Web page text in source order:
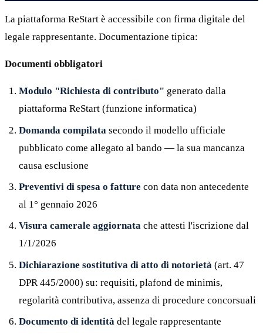
La piattaforma ReStart è accessibile con firma digitale del
legale rappresentante. Documentazione tipica:
Documenti obbligatori
Modulo "Richiesta di contributo" generato dalla
piattaforma ReStart (funzione informatica)
Domanda compilata secondo il modello ufficiale
pubblicato come allegato al bando — la sua mancanza
causa esclusione
Preventivi di spesa o fatture con data non antecedente
al 1° gennaio 2026
Visura camerale aggiornata che attesti l'iscrizione dal
1/1/2026
Dichiarazione sostitutiva di atto di notorietà (art. 47
DPR 445/2000) su: requisiti, plafond de minimis,
regolarità contributiva, assenza di procedure concorsuali
Documento di identità del legale rappresentante